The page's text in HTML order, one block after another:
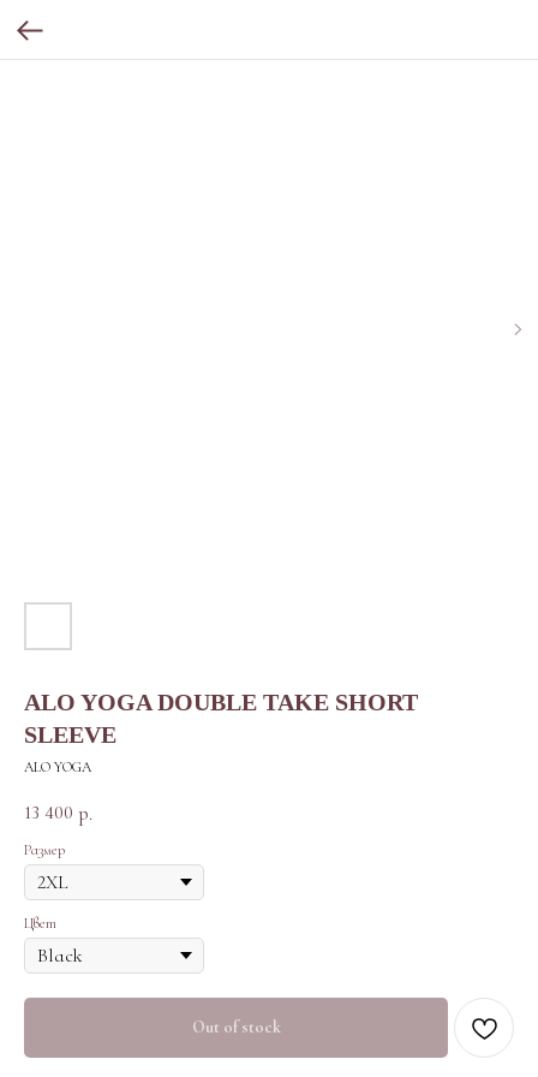
ALO YOGA DOUBLE TAKE SHORT
SLEEVE
ALO YOGA
13 400 р.
Размер
Цвет
Out of stock